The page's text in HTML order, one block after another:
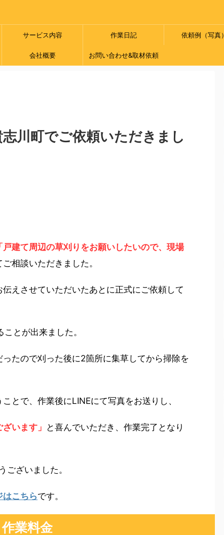
サービス内容 作業日記 依頼例（写真）
会社概要 お問い合わせ&取材依頼
志川町でご依頼いただきまし
戸建て周辺の草刈りをお願いしたいので、現場
相談いただきました。
えさせていただいたあとに正式にご依頼して
とが出来ました。
たので刈った後に2箇所に集草してから掃除を
とで、作業後にLINEにて写真をお送りし、
います」 と喜んでいただき、作業完了となり
ございました。
こちらです。
作業料金